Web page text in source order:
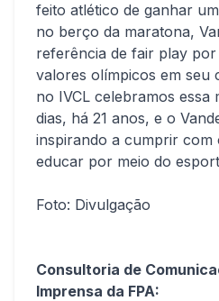
feito atlético de ganhar
no berço da maratona,
referência de fair play
valores olímpicos em seu
no IVCL celebramos essa
dias, há 21 anos, e o
inspirando a cumprir com
educar por meio do
Foto: Divulgação
Consultoria de
Imprensa da FPA: